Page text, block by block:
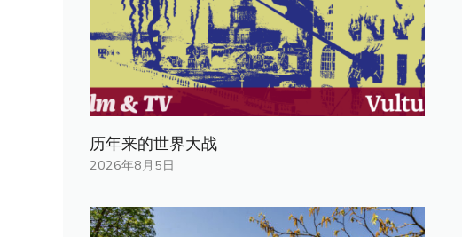
历年来的世界大战
2026年8月5日